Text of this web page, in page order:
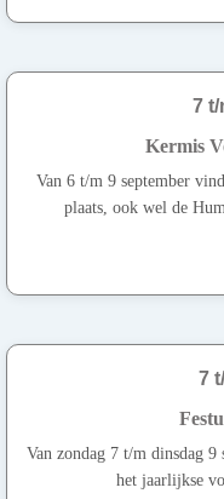
7 t/
Kermis
Van 6 t/m 9 september
plaats, ook wel de
7
Van zondag 7 t/m dinsdag
het jaarlijkse